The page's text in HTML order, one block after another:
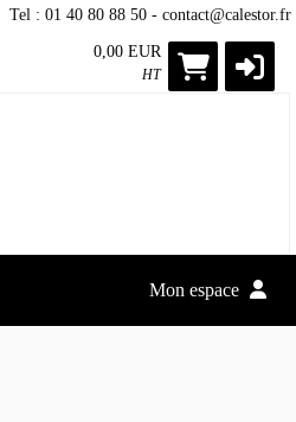
Tel : 01 40 80 88 50 - contact@calestor.fr
0,00 EUR
HT
Mon espace